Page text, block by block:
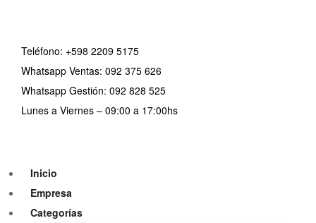
Teléfono: +598 2209 5175
Whatsapp Ventas: 092 375 626
Whatsapp Gestión: 092 828 525
Lunes a Viernes – 09:00 a 17:00hs
Inicio
Empresa
Categorías